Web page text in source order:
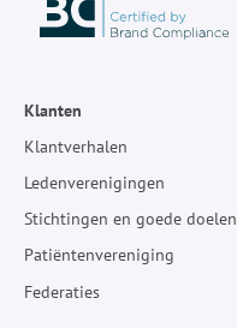
Klanten
Klantverhalen
Ledenverenigingen
Stichtingen en goede doelen
Patiëntenvereniging
Federaties